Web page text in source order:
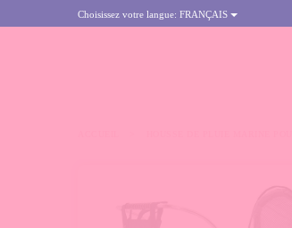
Choisissez votre langue: FRANÇAIS